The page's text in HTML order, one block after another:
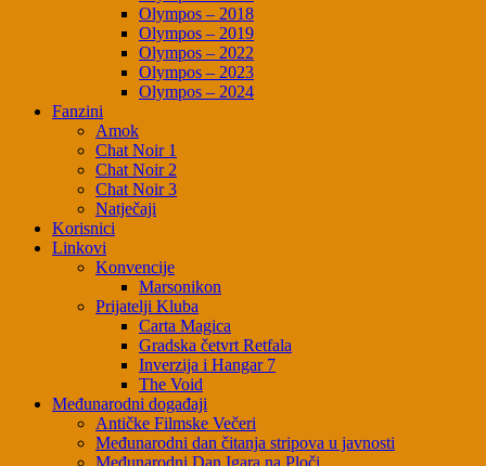
Olympos – 2018
Olympos – 2019
Olympos – 2022
Olympos – 2023
Olympos – 2024
Fanzini
Amok
Chat Noir 1
Chat Noir 2
Chat Noir 3
Natječaji
Korisnici
Linkovi
Konvencije
Marsonikon
Prijatelji Kluba
Carta Magica
Gradska četvrt Retfala
Inverzija i Hangar 7
The Void
Međunarodni događaji
Antičke Filmske Večeri
Međunarodni dan čitanja stripova u javnosti
Međunarodni Dan Igara na Ploči